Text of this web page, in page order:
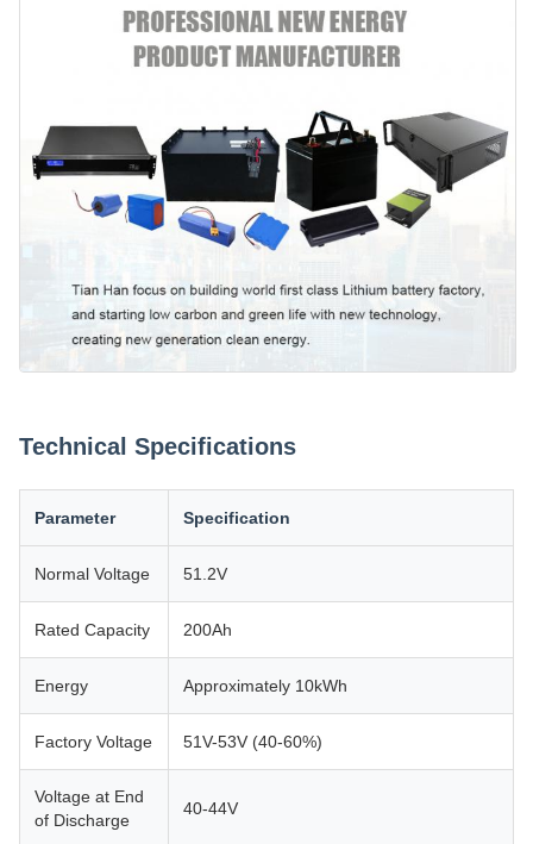
Technical Specifications
Parameter Specification
Normal Voltage 51.2V
Rated Capacity 200Ah
Energy Approximately 10kWh
Factory Voltage 51V-53V (40-60%)
Voltage at End
of Discharge
40-44V